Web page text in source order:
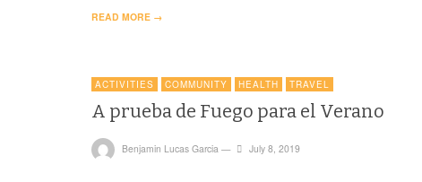
READ MORE →
ACTIVITIES COMMUNITY HEALTH TRAVEL
A prueba de Fuego para el Verano
Benjamin Lucas Garcia — July 8, 2019